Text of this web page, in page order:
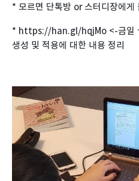
* 모르면 단톡방 or 스터디장에게
* https://han.gl/hqjMo <-금일
생성 및 적용에 대한 내용 정리